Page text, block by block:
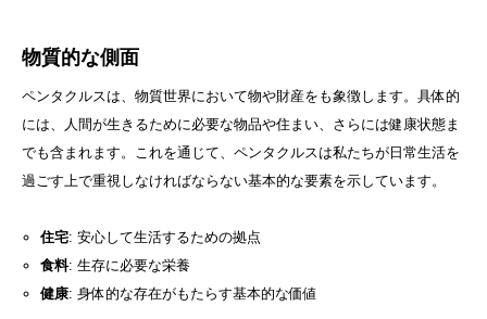
物質的な側面
ペンタクルスは、物質世界において物や財産をも象徴します。具体的
には、人間が生きるために必要な物品や住まい、さらには健康状態ま
でも含まれます。これを通じて、ペンタクルスは私たちが日常生活を
過ごす上で重視しなければならない基本的な要素を示しています。
住宅: 安心して生活するための拠点
食料: 生存に必要な栄養
健康: 身体的な存在がもたらす基本的な価値